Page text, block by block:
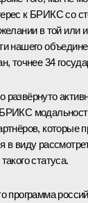
к БРИКС со
в той или
нашего
точнее 34
развёрнуто
которые
в виду
статуса.
программа